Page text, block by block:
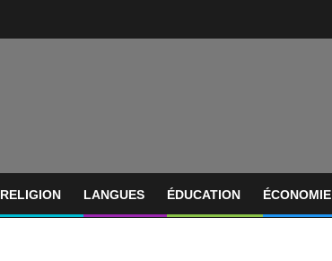
RELIGION LANGUES ÉDUCATION ÉCONOMIE